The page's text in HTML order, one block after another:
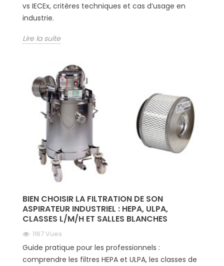
vs IECEx, critères techniques et cas d’usage en
industrie.
Lire la suite
BIEN CHOISIR LA FILTRATION DE SON
ASPIRATEUR INDUSTRIEL : HEPA, ULPA,
CLASSES L/M/H ET SALLES BLANCHES
1167 Vues
Guide pratique pour les professionnels :
comprendre les filtres HEPA et ULPA, les classes de